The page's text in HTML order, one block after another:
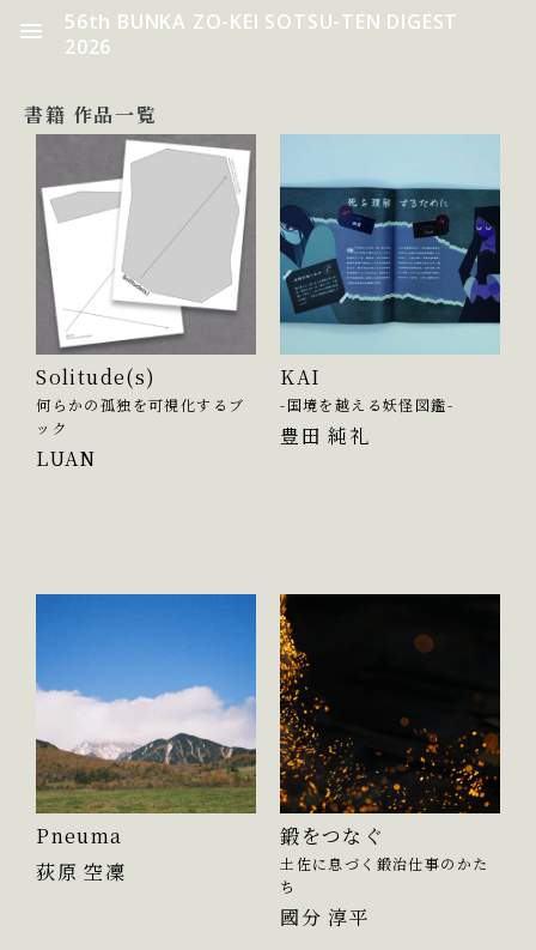
56th BUNKA ZO-KEI SOTSU-TEN DIGEST
2026
書籍 作品一覧
Solitude(s)
何らかの孤独を可視化するブ
ック
LUAN
KAI
-国境を越える妖怪図鑑-
豊田 純礼
Pneuma
荻原 空凜
鍛をつなぐ
土佐に息づく鍛治仕事のかた
ち
國分 淳平